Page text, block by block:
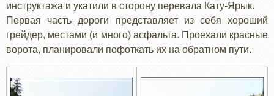
инструктажа и укатили в сторону перевала Кату-Ярык.
Первая часть дороги представляет из себя хороший
грейдер, местами (и много) асфальта. Проехали красные
ворота, планировали пофоткать их на обратном пути.